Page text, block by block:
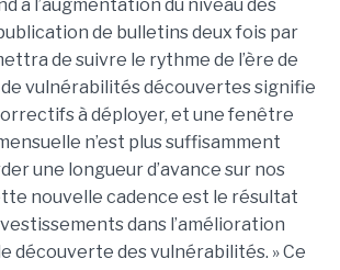
à l’augmentation du niveau des
de bulletins deux fois par
de suivre le rythme de l’ère de
de vulnérabilités découvertes signifie
à déployer, et une fenêtre
n’est plus suffisamment
une longueur d’avance sur nos
nouvelle cadence est le résultat
dans l’amélioration
découverte des vulnérabilités. » Ce